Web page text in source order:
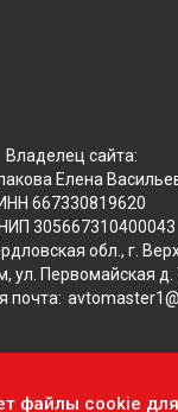
Владелец сайта:
Елена
ИНН 667330819620
305667310400043
обл., г.
ул. Первомайская д.
почта:
данный сайт носит
файлы cookie